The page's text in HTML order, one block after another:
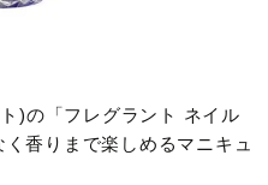
)の「フレグラント ネイル
香りまで楽しめるマニキュ